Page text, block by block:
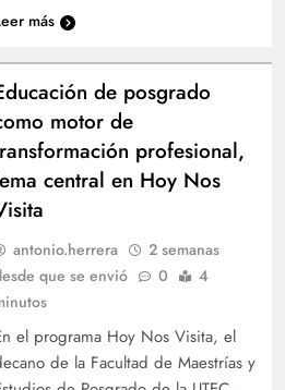
del Embajador de la
más
de posgrado
motor de
profesional,
central en Hoy Nos
antonio.herrera
2 semanas
que se envió
0
4
el programa Hoy Nos Visita, el
de la Facultad de Maestrías y